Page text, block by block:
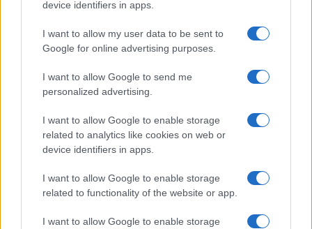
device identifiers in apps.
I want to allow my user data to be sent to
Google for online advertising purposes.
I want to allow Google to send me
personalized advertising.
I want to allow Google to enable storage
related to analytics like cookies on web or
device identifiers in apps.
I want to allow Google to enable storage
related to functionality of the website or app.
I want to allow Google to enable storage
Scopri Rocca San Giovanni, il borgo abruzzese tra
mare e storia